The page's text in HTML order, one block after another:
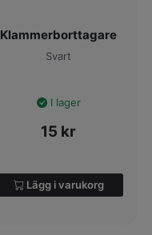
Klammerborttagare
Svart
I lager
15 kr
Lägg i varukorg